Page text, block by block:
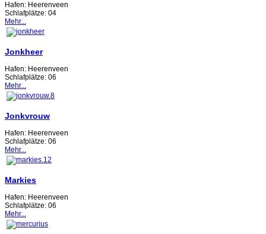
Hafen: Heerenveen
Schlafplätze: 04
Mehr...
Jonkheer
Hafen: Heerenveen
Schlafplätze: 06
Mehr...
Jonkvrouw
Hafen: Heerenveen
Schlafplätze: 06
Mehr...
Markies
Hafen: Heerenveen
Schlafplätze: 06
Mehr...